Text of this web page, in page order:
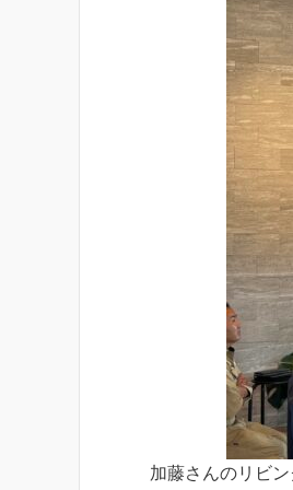
加藤さんのリビ